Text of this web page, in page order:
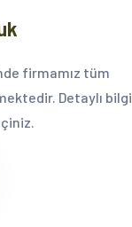
firmamız tüm
Detaylı bilgi